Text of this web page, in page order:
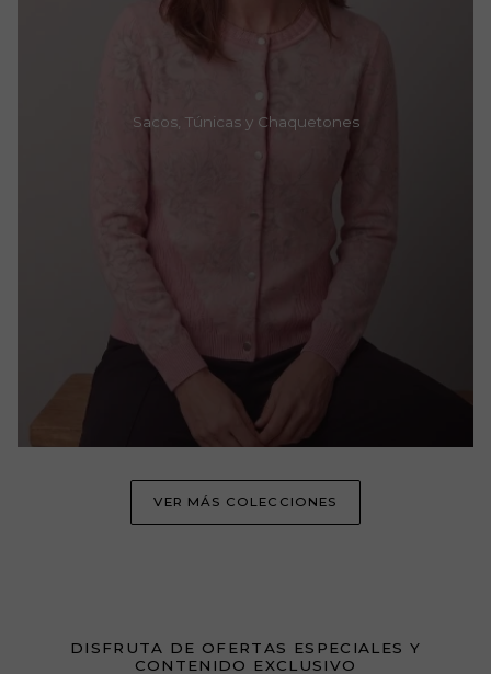
Sacos, Túnicas y Chaquetones
VER MÁS COLECCIONES
DISFRUTA DE OFERTAS ESPECIALES Y
CONTENIDO EXCLUSIVO